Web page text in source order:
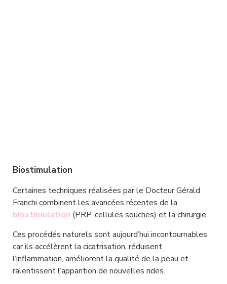
Biostimulation
Certaines techniques réalisées par le Docteur Gérald
biostimulation (PRP, cellules souches) et la chirurgie.
Ces procédés naturels sont aujourd’hui incontournables
car ils accélèrent la cicatrisation, réduisent
l’inflammation, améliorent la qualité de la peau et
ralentissent l’apparition de nouvelles rides.